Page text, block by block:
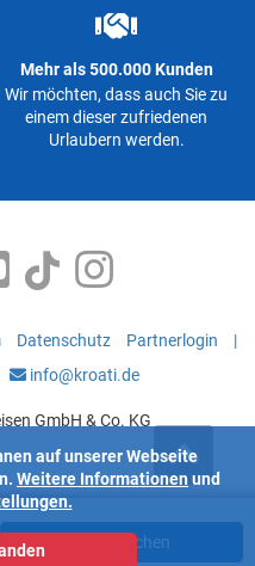
Jetzt buchen
Mehr als 500.000 Kunden
Wir möchten, dass auch Sie zu
einem dieser zufriedenen
Urlaubern werden.
Datenschutz Partnerlogin
|
info@kroati.de
GmbH & Co. KG
auf unserer Webseite
Weitere Informationen und